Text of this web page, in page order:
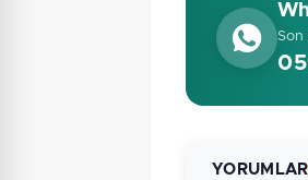
Son
YORUMLAR